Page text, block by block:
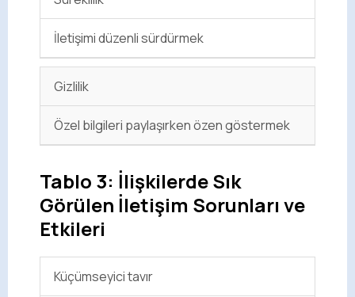
İletişimi düzenli sürdürmek
Gizlilik
Özel bilgileri paylaşırken özen göstermek
Tablo 3: İlişkilerde Sık
Görülen İletişim Sorunları ve
Etkileri
Küçümseyici tavır